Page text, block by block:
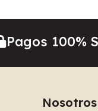
Pagos 100%
Nosotros